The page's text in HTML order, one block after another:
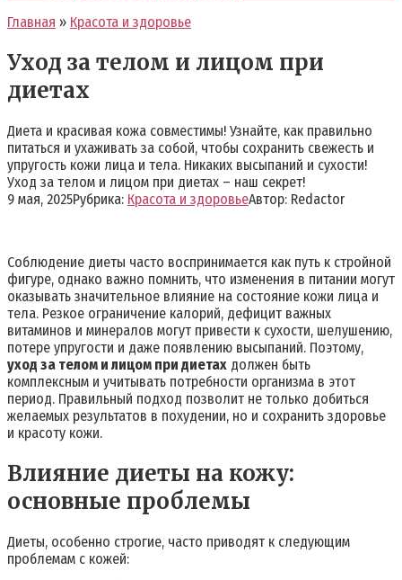
Главная » Красота и здоровье
Уход за телом и лицом при
диетах
Диета и красивая кожа совместимы! Узнайте, как правильно
питаться и ухаживать за собой, чтобы сохранить свежесть и
упругость кожи лица и тела. Никаких высыпаний и сухости!
Уход за телом и лицом при диетах – наш секрет!
9 мая, 2025Рубрика: Красота и здоровьеАвтор: Redactor
Соблюдение диеты часто воспринимается как путь к стройной
фигуре, однако важно помнить, что изменения в питании могут
оказывать значительное влияние на состояние кожи лица и
тела. Резкое ограничение калорий, дефицит важных
витаминов и минералов могут привести к сухости, шелушению,
потере упругости и даже появлению высыпаний. Поэтому,
уход за телом и лицом при диетах должен быть
комплексным и учитывать потребности организма в этот
период. Правильный подход позволит не только добиться
желаемых результатов в похудении, но и сохранить здоровье
и красоту кожи.
Влияние диеты на кожу:
основные проблемы
Диеты, особенно строгие, часто приводят к следующим
проблемам с кожей: